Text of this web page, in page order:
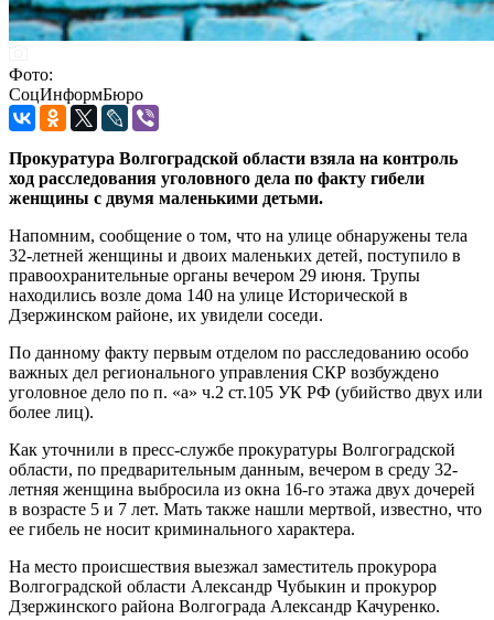
Фото:
СоцИнформБюро
Прокуратура Волгоградской области взяла на контроль
ход расследования уголовного дела по факту гибели
женщины с двумя маленькими детьми.
Напомним, сообщение о том, что на улице обнаружены тела
32-летней женщины и двоих маленьких детей, поступило в
правоохранительные органы вечером 29 июня. Трупы
находились возле дома 140 на улице Исторической в
Дзержинском районе, их увидели соседи.
По данному факту первым отделом по расследованию особо
важных дел регионального управления СКР возбуждено
уголовное дело по п. «а» ч.2 ст.105 УК РФ (убийство двух или
более лиц).
Как уточнили в пресс-службе прокуратуры Волгоградской
области, по предварительным данным, вечером в среду 32-
летняя женщина выбросила из окна 16-го этажа двух дочерей
в возрасте 5 и 7 лет. Мать также нашли мертвой, известно, что
ее гибель не носит криминального характера.
На место происшествия выезжал заместитель прокурора
Волгоградской области Александр Чубыкин и прокурор
Дзержинского района Волгограда Александр Качуренко.